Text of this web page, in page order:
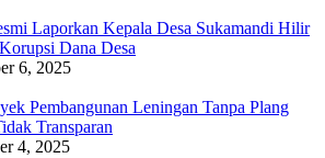
Laporkan Kepala Desa Sukamandi Hilir
Dana Desa
6, 2025
Pembangunan Leningan Tanpa Plang
Transparan
4, 2025